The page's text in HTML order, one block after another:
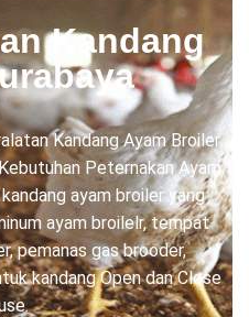
Kandang
Kandang Ayam Broiler
Peternakan Ayam
ayam broiler yang
ayam broilelr, tempat
pemanas gas brooder,
kandang Open dan Close